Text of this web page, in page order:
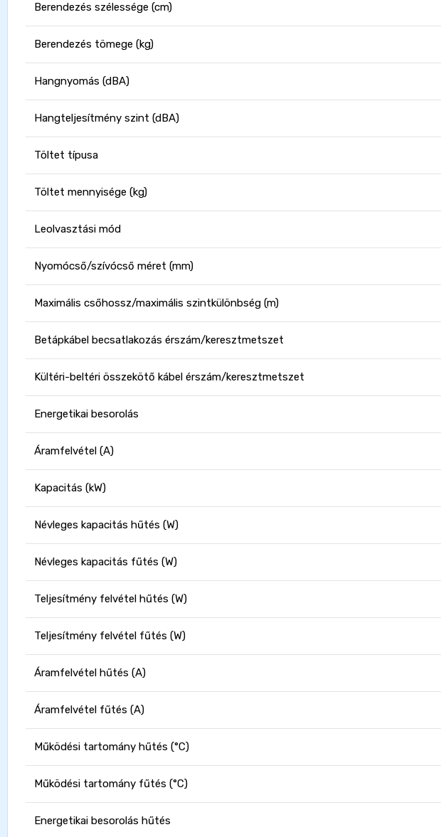
Berendezés szélessége (cm)
Berendezés tömege (kg)
Hangnyomás (dBA)
Hangteljesítmény szint (dBA)
Töltet típusa
Töltet mennyisége (kg)
Leolvasztási mód
Nyomócső/szívócső méret (mm)
Maximális csőhossz/maximális szintkülönbség (m)
Betápkábel becsatlakozás érszám/keresztmetszet
Kültéri-beltéri összekötő kábel érszám/keresztmetszet
Energetikai besorolás
Áramfelvétel (A)
Kapacitás (kW)
Névleges kapacitás hűtés (W)
Névleges kapacitás fűtés (W)
Teljesítmény felvétel hűtés (W)
Teljesítmény felvétel fűtés (W)
Áramfelvétel hűtés (A)
Áramfelvétel fűtés (A)
Működési tartomány hűtés (°C)
Működési tartomány fűtés (°C)
Energetikai besorolás hűtés